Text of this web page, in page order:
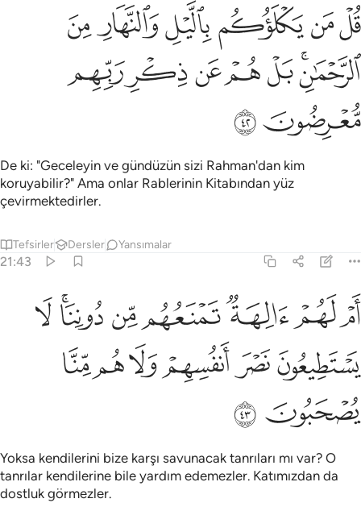
قل من يكلوكم بالليل والنهار من الرحمان بل هم عن ذكر ربهم معرضون
قُلْ مَن يَكْلَؤُكُم بِٱلَّيْلِ وَٱلنَّهَارِ مِنَ ٱلرَّحْمَـٰنِ ۗ بَلْ هُمْ عَن ذِكْرِ رَبِّهِم مُّعْرِضُونَ
ﲏﲐﲑﲒﲓﲔ
ﲕﲖﲗﲘﲙﲚﲛ
ﲜﲝ
De ki: "Geceleyin ve gündüzün sizi Rahman'dan kim
koruyabilir?" Ama onlar Rablerinin Kitabından yüz
çevirmektedirler.
Tefsirler Dersler Yansımalar
21:43
ام لهم الهة تمنعهم من دوننا لا يستطيعون نصر انفسهم ولا هم منا
أَمْ لَهُمْ ءَالِهَةٌۭ تَمْنَعُهُم مِّن دُونِنَا ۚ لَا يَسْتَطِيعُونَ نَصْرَ أَنفُسِهِمْ وَلَا هُم مِّنَّا
ﲞﲟﲠﲡﲢﲣﲤ ﲥ
ﲦﲧﲨﲩﲪﲫ
ﲬ ﲭ
Yoksa kendilerini bize karşı savunacak tanrıları mı var? O
tanrılar kendilerine bile yardım edemezler. Katımızdan da
dostluk görmezler.